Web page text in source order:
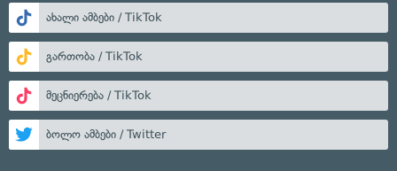
ახალი ამბები / TikTok
გართობა / TikTok
მეცნიერება / TikTok
ბოლო ამბები / Twitter